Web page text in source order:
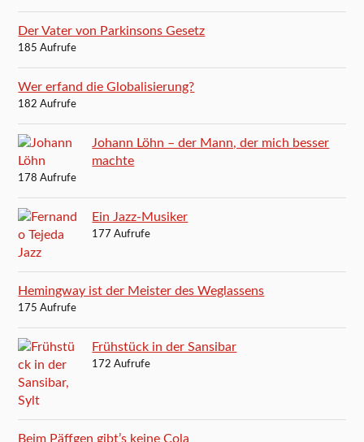
Der Vater von Parkinsons Gesetz
185 Aufrufe
Wer erfand die Globalisierung?
182 Aufrufe
Johann Löhn – der Mann, der mich besser
machte
178 Aufrufe
Ein Jazz-Musiker
177 Aufrufe
Hemingway ist der Meister des Weglassens
175 Aufrufe
Frühstück in der Sansibar
172 Aufrufe
Beim Päffgen gibt’s keine Cola